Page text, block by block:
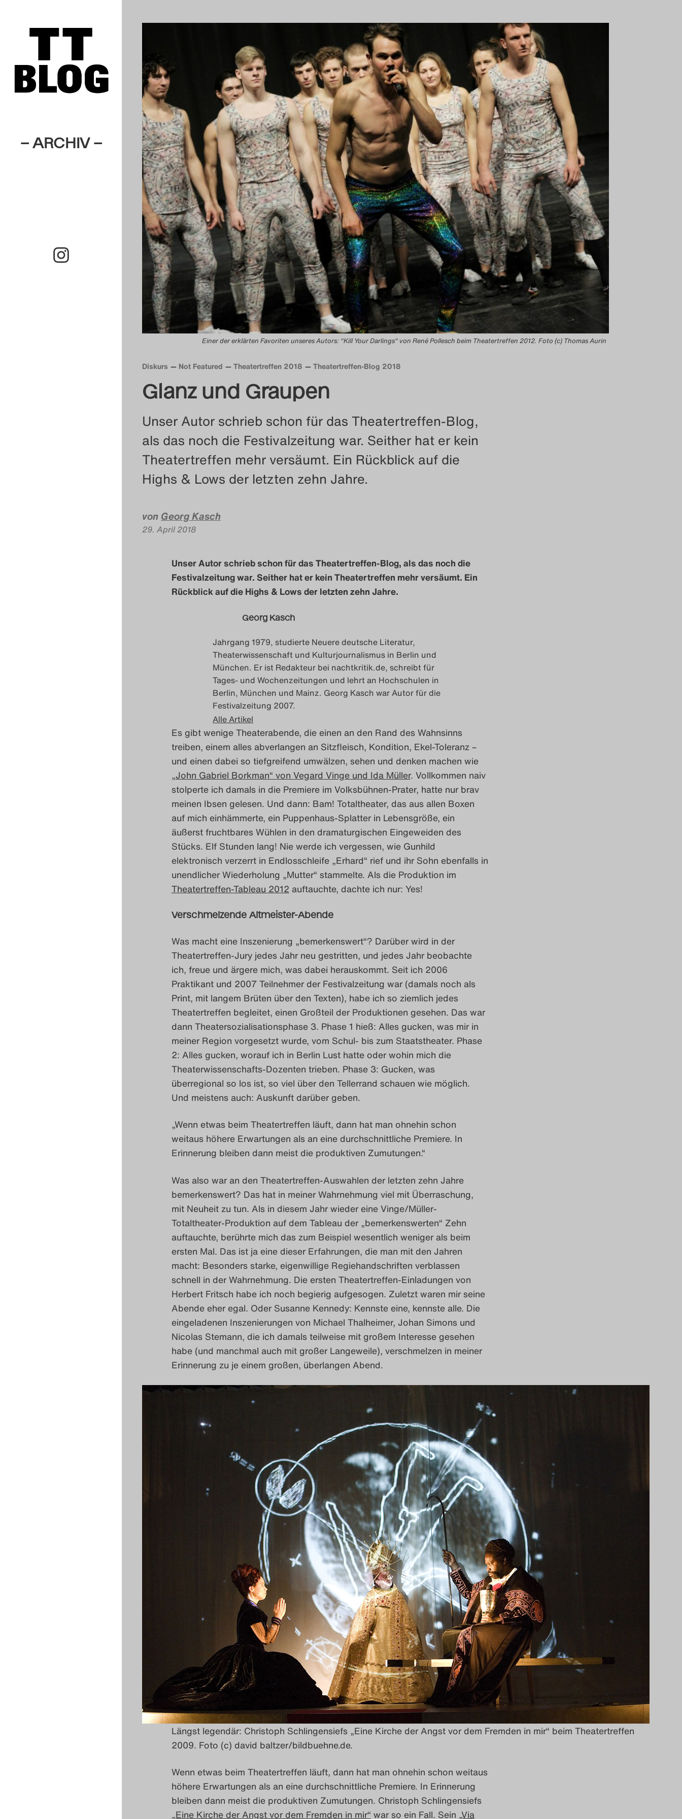
– ARCHIV –
Einer der erklärten Favoriten unseres Autors: "Kill Your Darlings" von René Pollesch beim Theatertreffen 2012. Foto (c) Thomas Aurin
Diskurs Not Featured Theatertreffen 2018 Theatertreffen-Blog 2018
Glanz und Graupen
Unser Autor schrieb schon für das Theatertreffen-Blog,
als das noch die Festivalzeitung war. Seither hat er kein
Theatertreffen mehr versäumt. Ein Rückblick auf die
Highs & Lows der letzten zehn Jahre.
von Georg Kasch
29. April 2018
Unser Autor schrieb schon für das Theatertreffen-Blog, als das noch die
Festivalzeitung war. Seither hat er kein Theatertreffen mehr versäumt. Ein
Rückblick auf die Highs & Lows der letzten zehn Jahre.
Georg Kasch
Jahrgang 1979, studierte Neuere deutsche Literatur,
Theaterwissenschaft und Kulturjournalismus in Berlin und
München. Er ist Redakteur bei nachtkritik.de, schreibt für
Tages- und Wochenzeitungen und lehrt an Hochschulen in
Berlin, München und Mainz. Georg Kasch war Autor für die
Festivalzeitung 2007.
Alle Artikel
Es gibt wenige Theaterabende, die einen an den Rand des Wahnsinns
treiben, einem alles abverlangen an Sitzfleisch, Kondition, Ekel-Toleranz –
und einen dabei so tiefgreifend umwälzen, sehen und denken machen wie
„John Gabriel Borkman“ von Vegard Vinge und Ida Müller. Vollkommen naiv
stolperte ich damals in die Premiere im Volksbühnen-Prater, hatte nur brav
meinen Ibsen gelesen. Und dann: Bam! Totaltheater, das aus allen Boxen
auf mich einhämmerte, ein Puppenhaus-Splatter in Lebensgröße, ein
äußerst fruchtbares Wühlen in den dramaturgischen Eingeweiden des
Stücks. Elf Stunden lang! Nie werde ich vergessen, wie Gunhild
elektronisch verzerrt in Endlosschleife „Erhard“ rief und ihr Sohn ebenfalls in
unendlicher Wiederholung „Mutter“ stammelte. Als die Produktion im
Theatertreffen-Tableau 2012 auftauchte, dachte ich nur: Yes!
Verschmelzende Altmeister-Abende
Was macht eine Inszenierung „bemerkenswert“? Darüber wird in der
Theatertreffen-Jury jedes Jahr neu gestritten, und jedes Jahr beobachte
ich, freue und ärgere mich, was dabei herauskommt. Seit ich 2006
Praktikant und 2007 Teilnehmer der Festivalzeitung war (damals noch als
Print, mit langem Brüten über den Texten), habe ich so ziemlich jedes
Theatertreffen begleitet, einen Großteil der Produktionen gesehen. Das war
dann Theatersozialisationsphase 3. Phase 1 hieß: Alles gucken, was mir in
meiner Region vorgesetzt wurde, vom Schul- bis zum Staatstheater. Phase
2: Alles gucken, worauf ich in Berlin Lust hatte oder wohin mich die
Theaterwissenschafts-Dozenten trieben. Phase 3: Gucken, was
überregional so los ist, so viel über den Tellerrand schauen wie möglich.
Und meistens auch: Auskunft darüber geben.
„Wenn etwas beim Theatertreffen läuft, dann hat man ohnehin schon
weitaus höhere Erwartungen als an eine durchschnittliche Premiere. In
Erinnerung bleiben dann meist die produktiven Zumutungen.“
Was also war an den Theatertreffen-Auswahlen der letzten zehn Jahre
bemerkenswert? Das hat in meiner Wahrnehmung viel mit Überraschung,
mit Neuheit zu tun. Als in diesem Jahr wieder eine Vinge/Müller-
Totaltheater-Produktion auf dem Tableau der „bemerkenswerten“ Zehn
auftauchte, berührte mich das zum Beispiel wesentlich weniger als beim
ersten Mal. Das ist ja eine dieser Erfahrungen, die man mit den Jahren
macht: Besonders starke, eigenwillige Regiehandschriften verblassen
schnell in der Wahrnehmung. Die ersten Theatertreffen-Einladungen von
Herbert Fritsch habe ich noch begierig aufgesogen. Zuletzt waren mir seine
Abende eher egal. Oder Susanne Kennedy: Kennste eine, kennste alle. Die
eingeladenen Inszenierungen von Michael Thalheimer, Johan Simons und
Nicolas Stemann, die ich damals teilweise mit großem Interesse gesehen
habe (und manchmal auch mit großer Langeweile), verschmelzen in meiner
Erinnerung zu je einem großen, überlangen Abend.
Längst legendär: Christoph Schlingensiefs „Eine Kirche der Angst vor dem Fremden in mir“ beim Theatertreffen
2009. Foto (c) david baltzer/bildbuehne.de.
Wenn etwas beim Theatertreffen läuft, dann hat man ohnehin schon weitaus
höhere Erwartungen als an eine durchschnittliche Premiere. In Erinnerung
bleiben dann meist die produktiven Zumutungen. Christoph Schlingensiefs
„Eine Kirche der Angst vor dem Fremden in mir“ war so ein Fall. Sein „Via